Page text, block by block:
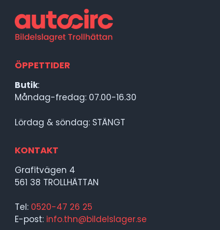
ÖPPETTIDER
Butik:
Måndag-fredag: 07.00-16.30
Lördag & söndag: STÄNGT
KONTAKT
Grafitvägen 4
561 38 TROLLHÄTTAN
Tel: 0520-47 26 25
E-post: info.thn@bildelslager.se